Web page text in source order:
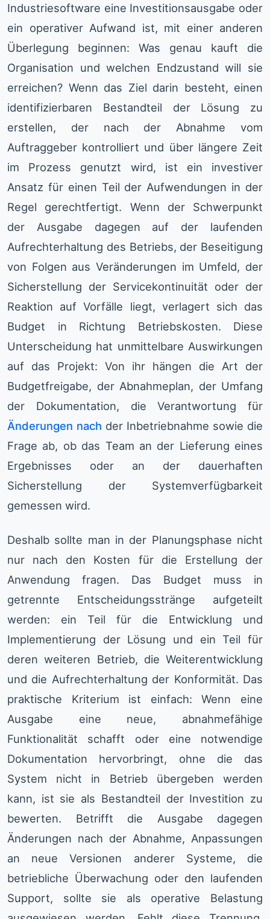
Industriesoftware eine Investitionsausgabe oder
ein operativer Aufwand ist, mit einer anderen
Überlegung beginnen: Was genau kauft die
Organisation und welchen Endzustand will sie
erreichen? Wenn das Ziel darin besteht, einen
identifizierbaren Bestandteil der Lösung zu
erstellen, der nach der Abnahme vom
Auftraggeber kontrolliert und über längere Zeit
im Prozess genutzt wird, ist ein investiver
Ansatz für einen Teil der Aufwendungen in der
Regel gerechtfertigt. Wenn der Schwerpunkt
der Ausgabe dagegen auf der laufenden
Aufrechterhaltung des Betriebs, der Beseitigung
von Folgen aus Veränderungen im Umfeld, der
Sicherstellung der Servicekontinuität oder der
Reaktion auf Vorfälle liegt, verlagert sich das
Budget in Richtung Betriebskosten. Diese
Unterscheidung hat unmittelbare Auswirkungen
auf das Projekt: Von ihr hängen die Art der
Budgetfreigabe, der Abnahmeplan, der Umfang
der Dokumentation, die Verantwortung für
Änderungen nach der Inbetriebnahme sowie die
Frage ab, ob das Team an der Lieferung eines
Ergebnisses oder an der dauerhaften
Sicherstellung der Systemverfügbarkeit
gemessen wird.
Deshalb sollte man in der Planungsphase nicht
nur nach den Kosten für die Erstellung der
Anwendung fragen. Das Budget muss in
getrennte Entscheidungsstränge aufgeteilt
werden: ein Teil für die Entwicklung und
Implementierung der Lösung und ein Teil für
deren weiteren Betrieb, die Weiterentwicklung
und die Aufrechterhaltung der Konformität. Das
praktische Kriterium ist einfach: Wenn eine
Ausgabe eine neue, abnahmefähige
Funktionalität schafft oder eine notwendige
Dokumentation hervorbringt, ohne die das
System nicht in Betrieb übergeben werden
kann, ist sie als Bestandteil der Investition zu
bewerten. Betrifft die Ausgabe dagegen
Änderungen nach der Abnahme, Anpassungen
an neue Versionen anderer Systeme, die
betriebliche Überwachung oder den laufenden
Support, sollte sie als operative Belastung